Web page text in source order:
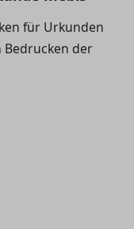
für Urkunden
Bedrucken der